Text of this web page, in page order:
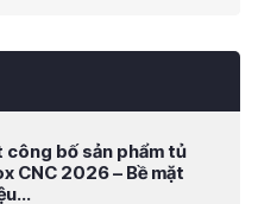
bố sản phẩm tủ
CNC 2026 – Bề mặt